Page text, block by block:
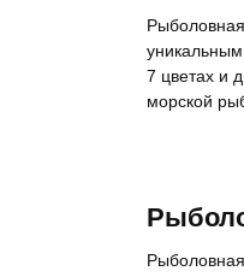
7 цветах и
морской